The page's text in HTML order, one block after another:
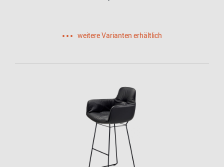
weitere Varianten erhältlich